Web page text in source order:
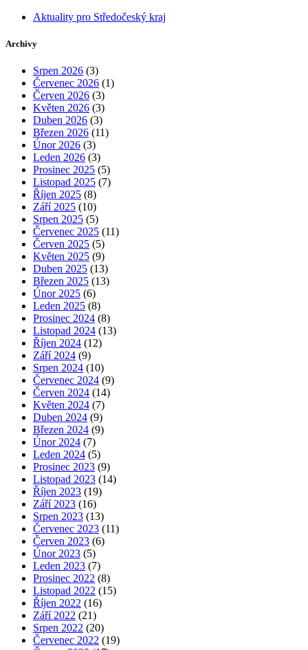
Aktuality pro Středočeský kraj
Archivy
Srpen 2026 (3)
Červenec 2026 (1)
Červen 2026 (3)
Květen 2026 (3)
Duben 2026 (3)
Březen 2026 (11)
Únor 2026 (3)
Leden 2026 (3)
Prosinec 2025 (5)
Listopad 2025 (7)
Říjen 2025 (8)
Září 2025 (10)
Srpen 2025 (5)
Červenec 2025 (11)
Červen 2025 (5)
Květen 2025 (9)
Duben 2025 (13)
Březen 2025 (13)
Únor 2025 (6)
Leden 2025 (8)
Prosinec 2024 (8)
Listopad 2024 (13)
Říjen 2024 (12)
Září 2024 (9)
Srpen 2024 (10)
Červenec 2024 (9)
Červen 2024 (14)
Květen 2024 (7)
Duben 2024 (9)
Březen 2024 (9)
Únor 2024 (7)
Leden 2024 (5)
Prosinec 2023 (9)
Listopad 2023 (14)
Říjen 2023 (19)
Září 2023 (16)
Srpen 2023 (13)
Červenec 2023 (11)
Červen 2023 (6)
Únor 2023 (5)
Leden 2023 (7)
Prosinec 2022 (8)
Listopad 2022 (15)
Říjen 2022 (16)
Září 2022 (21)
Srpen 2022 (20)
Červenec 2022 (19)